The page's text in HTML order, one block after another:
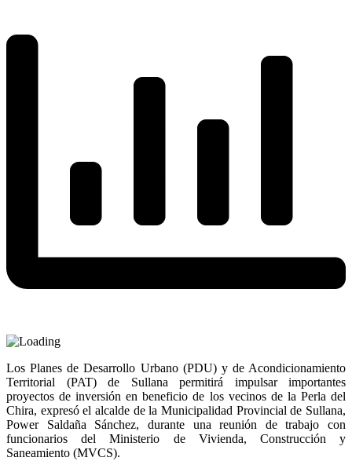
Los Planes de Desarrollo Urbano (PDU) y de Acondicionamiento
Territorial (PAT) de Sullana permitirá impulsar importantes
proyectos de inversión en beneficio de los vecinos de la Perla del
Chira, expresó el alcalde de la Municipalidad Provincial de Sullana,
Power Saldaña Sánchez, durante una reunión de trabajo con
funcionarios del Ministerio de Vivienda, Construcción y
Saneamiento (MVCS).